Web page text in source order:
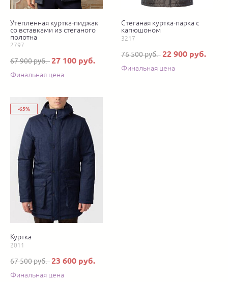
Утепленная куртка-пиджак
со вставками из стеганого
полотна
2797
67 900 руб.27 100 руб.
Финальная цена
Стеганая куртка-парка с
капюшоном
3217
76 500 руб. 22 900 руб.
Финальная цена
-65%
Куртка
2011
67 500 руб.23 600 руб.
Финальная цена